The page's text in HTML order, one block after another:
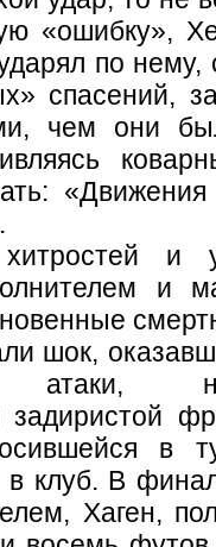
«ошибку»,
по
спасений,
чем они
и
и
шок,
атаки,
задиристой
в
в клуб. В
Хаген,